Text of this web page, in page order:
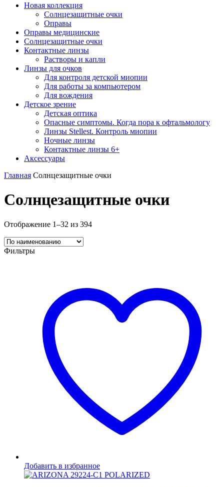
Новая коллекция
Солнцезащитные очки
Оправы
Оправы медицинские
Солнцезащитные очки
Контактные линзы
Растворы и капли
Линзы для очков
Для контроля детской миопии
Для работы за компьютером
Для вождения
Детское зрение
Детская оптика
Опасные симптомы. Когда пора к офтальмологу
Линзы Stellest. Контроль миопии
Ночные линзы
Контактные линзы 6+
Аксессуары
Главная Солнцезащитные очки
Солнцезащитные очки
Отображение 1–32 из 394
Фильтры
Добавить в избранное